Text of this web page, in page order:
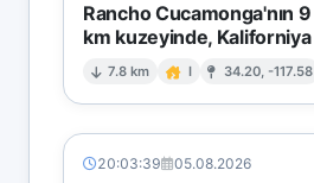
Rancho Cucamonga'nın 9
km kuzeyinde, Kaliforniya
7.8 km I 34.20, -117.58
20:03:39 05.08.2026